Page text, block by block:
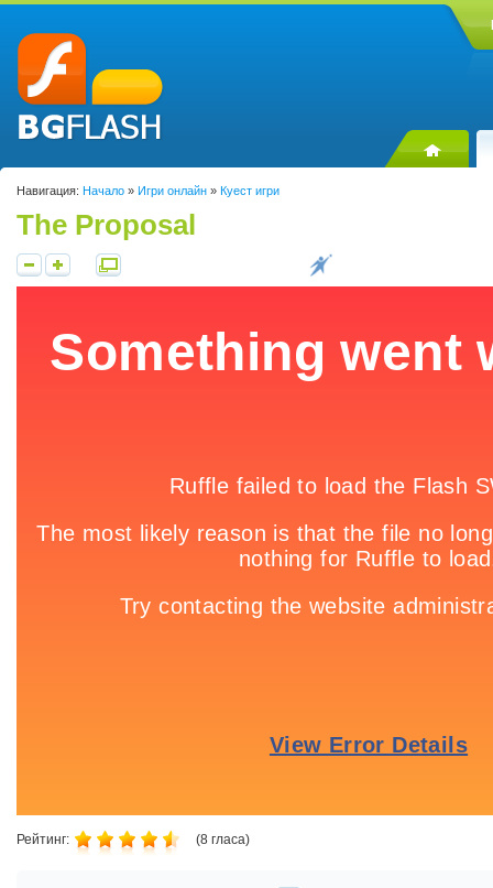
Навигация: Начало » Игри онлайн » Куест игри
The Proposal
Рейтинг: (8 гласа)